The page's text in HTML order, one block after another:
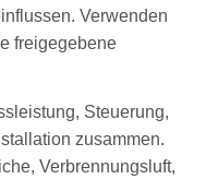
Verwenden
freigegebene
Steuerung,
zusammen.
Verbrennungsluft,